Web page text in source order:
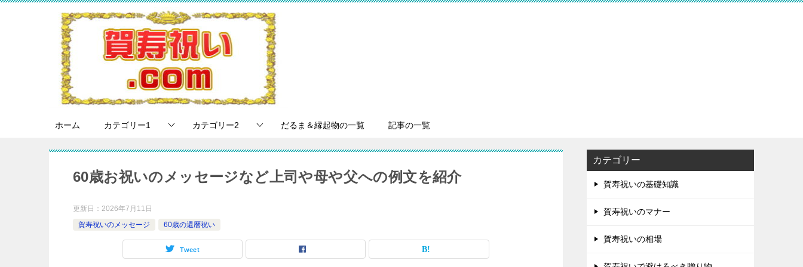
ホーム カテゴリー1 カテゴリー2 だるま＆縁起物の一覧 記事の一覧
60歳お祝いのメッセージなど上司や母や父への例文を紹介
更新日： 2026年7月11日
賀寿祝いのメッセージ
60歳の還暦祝い
Tweet
カテゴリー
賀寿祝いの基礎知識
賀寿祝いのマナー
賀寿祝いの相場